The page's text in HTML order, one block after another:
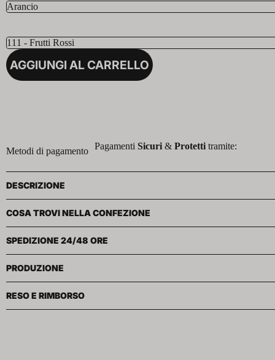
AGGIUNGI AL CARRELLO
Pagamenti Sicuri & Protetti tramite:
Metodi di pagamento
DESCRIZIONE
COSA TROVI NELLA CONFEZIONE
SPEDIZIONE 24/48 ORE
PRODUZIONE
RESO E RIMBORSO